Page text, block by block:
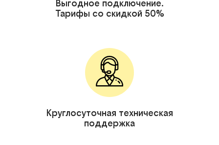
Выгодное подключение.
Тарифы со скидкой 50%
Круглосуточная техническая
поддержка